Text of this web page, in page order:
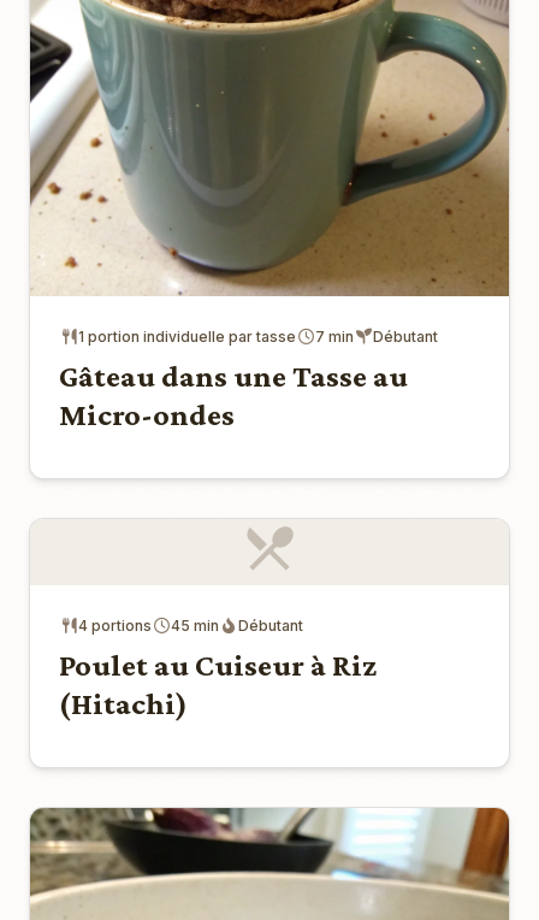
1 portion individuelle par tasse 7 min Débutant
Gâteau dans une Tasse au
Micro-ondes
4 portions 45 min Débutant
Poulet au Cuiseur à Riz
(Hitachi)